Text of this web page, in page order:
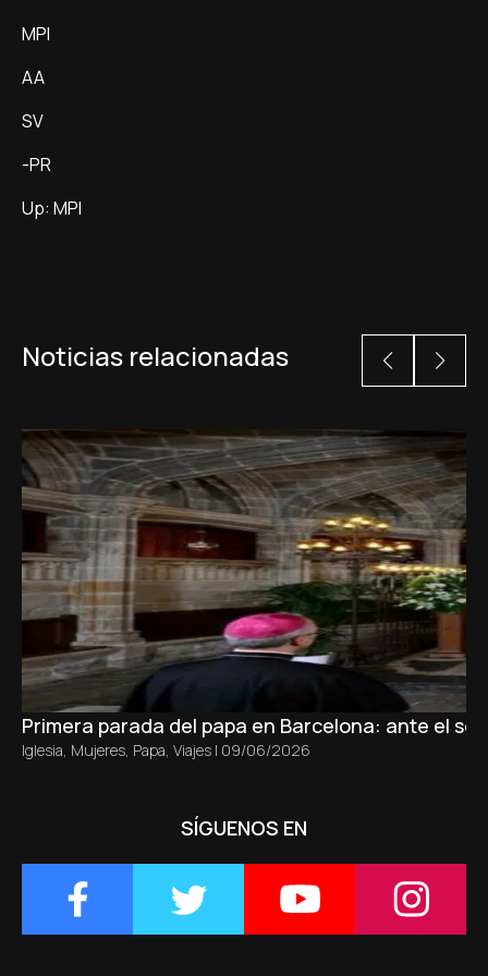
MPI
AA
SV
-PR
Up: MPI
Noticias relacionadas
Primera parada del papa en Barcelona: ante el
Iglesia, Mujeres, Papa, Viajes | 09/06/2026
SÍGUENOS EN